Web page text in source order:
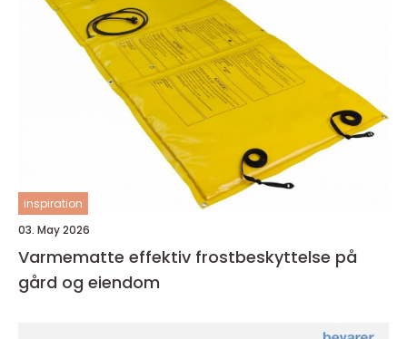
inspiration
03. May 2026
Varmematte effektiv frostbeskyttelse på
gård og eiendom